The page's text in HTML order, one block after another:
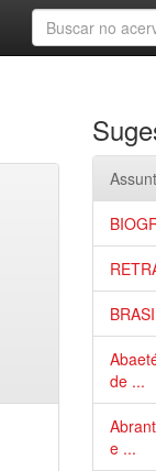
de ...
e ...